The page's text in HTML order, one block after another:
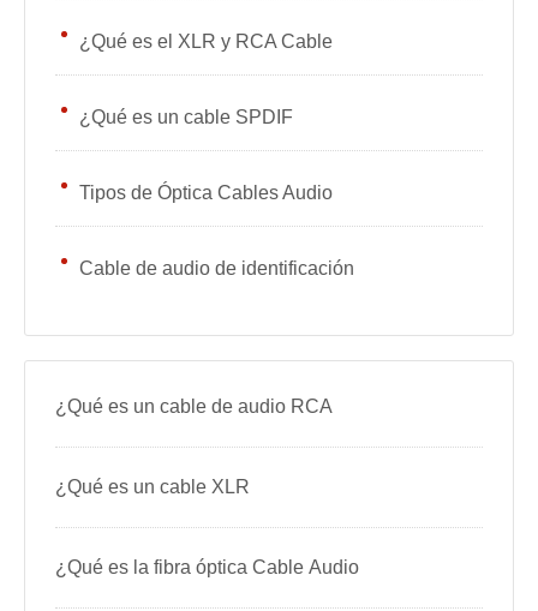
¿Qué es el XLR y RCA Cable
¿Qué es un cable SPDIF
Tipos de Óptica Cables Audio
Cable de audio de identificación
¿Qué es un cable de audio RCA
¿Qué es un cable XLR
¿Qué es la fibra óptica Cable Audio